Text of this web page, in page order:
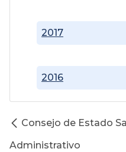
2016
2017
Consejo de Estado
Administrativo